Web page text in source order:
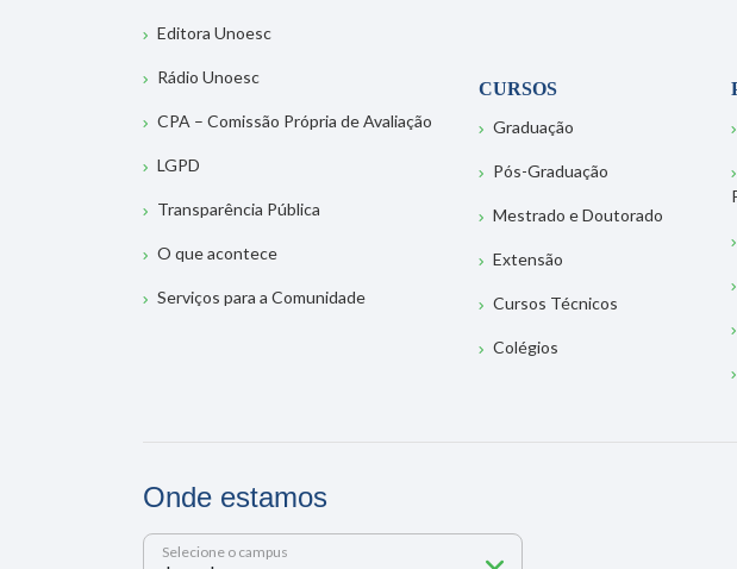
Editora Unoesc
Rádio Unoesc
CPA – Comissão Própria de Avaliação
LGPD
Transparência Pública
O que acontece
Serviços para a Comunidade
CURSOS
Graduação
Pós-Graduação
Mestrado e Doutorado
Extensão
Cursos Técnicos
Colégios
Onde estamos
Selecione o campus